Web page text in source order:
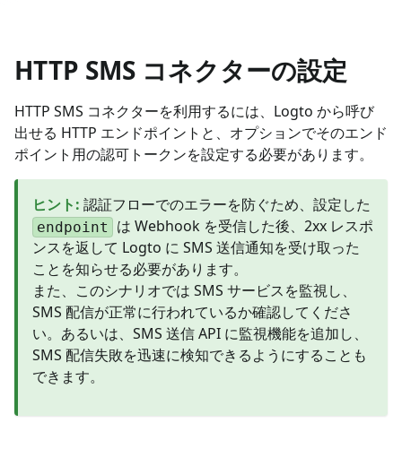
HTTP SMS コネクターの設定
HTTP SMS コネクターを利用するには、Logto から呼び
出せる HTTP エンドポイントと、オプションでそのエンド
ポイント用の認可トークンを設定する必要があります。
ヒント: 認証フローでのエラーを防ぐため、設定した
endpoint
は Webhook を受信した後、2xx レスポ
ンスを返して Logto に SMS 送信通知を受け取った
ことを知らせる必要があります。
また、このシナリオでは SMS サービスを監視し、
SMS 配信が正常に行われているか確認してくださ
い。あるいは、SMS 送信 API に監視機能を追加し、
SMS 配信失敗を迅速に検知できるようにすることも
できます。